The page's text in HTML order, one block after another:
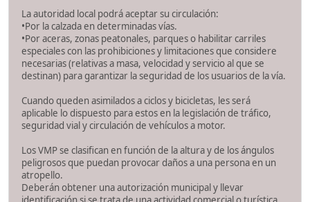
La autoridad local podrá aceptar su circulación:
•Por la calzada en determinadas vías.
•Por aceras, zonas peatonales, parques o habilitar carriles
especiales con las prohibiciones y limitaciones que considere
necesarias (relativas a masa, velocidad y servicio al que se
destinan) para garantizar la seguridad de los usuarios de la vía.
Cuando queden asimilados a ciclos y bicicletas, les será
aplicable lo dispuesto para estos en la legislación de tráfico,
seguridad vial y circulación de vehículos a motor.
Los VMP se clasifican en función de la altura y de los ángulos
peligrosos que puedan provocar daños a una persona en un
atropello.
Deberán obtener una autorización municipal y llevar